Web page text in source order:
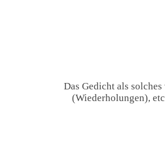
Das Gedicht als
(Wiederholungen),